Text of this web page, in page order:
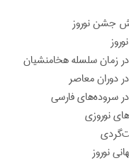
جشن نوروز
در زمان سلسله هخامنشیان
در دوران معاصر
در سروده‌های فارسی
نوروزی
نوروز